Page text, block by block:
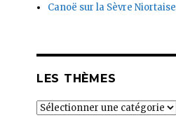
Canoë sur la Sèvre Niortaise
LES THÈMES
Les